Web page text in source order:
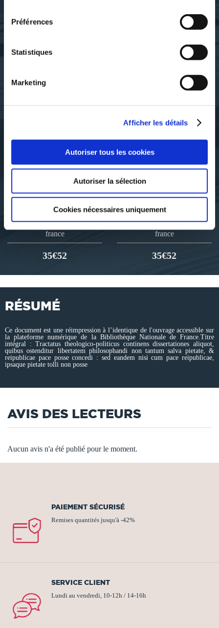
Préférences
Statistiques
Marketing
Afficher les détails
Autoriser tous les cookies
Autoriser la sélection
Cookies nécessaires uniquement
SES OUVRAGES
HONNECOURT,...
france
35€52
HONNECOURT,...
france
35€52
RÉSUMÉ
Ce document est une réimpression à l’identique de l'ouvrage accessible sur
la plateforme numérique de la Bibliothèque Nationale de France.Titre
intégral : Tractatus theologico-politicus continens dissertationes aliquot,
quibus ostenditur libertatem philosophandi non tantum salva pietate, &
reipublicae pace posse concedi : sed eandem nisi cum pace reipublicae,
ipsaque pietate tolli non posse
AVIS DES LECTEURS
Aucun avis n'a été publié pour le moment.
PAIEMENT SÉCURISÉ
Remises quantités jusqu'à -42%
SERVICE CLIENT
Lundi au vendredi, 10-12h / 14-16h